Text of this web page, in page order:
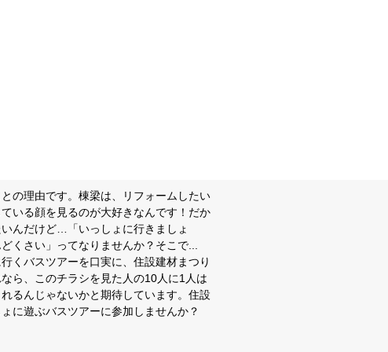
の理由です。棟梁は、リフォームしたい
いる顔を見るのが大好きなんです！だか
んだけど…「いっしょに行きましょ
くさい」ってなりませんか？そこで...
くバスツアーを口実に、住設建材まつり
ら、このチラシを見た人の10人に1人は
るんじゃないかと期待しています。住設
に遊ぶバスツアーに参加しませんか？